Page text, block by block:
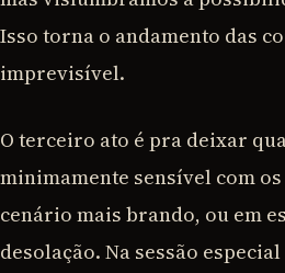
Isso torna o andamento das
imprevisível.
O terceiro ato é pra deixar
minimamente sensível com
cenário mais brando, ou em
desolação. Na sessão